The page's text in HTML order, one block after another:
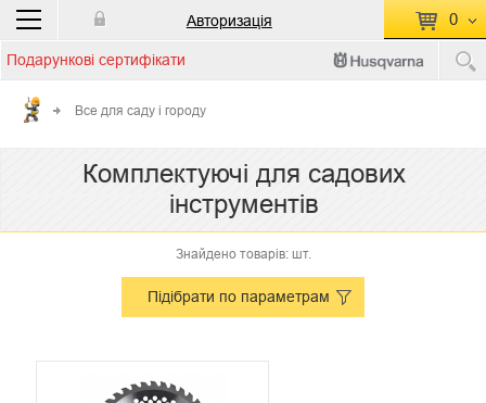
Авторизація 0
КОШИК ПУСТИЙ
до кошику
Подарункові сертифікати
Все для саду і городу
Комплектуючі для садових
інструментів
Знайдено товарів: шт.
Підібрати по параметрам